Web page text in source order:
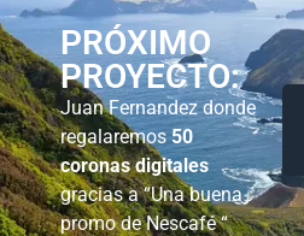
PRÓXIMO
PROYECTO:
Juan Fernandez donde
regalaremos 50
coronas digitales
gracias a “Una buena
promo de Nescafé “